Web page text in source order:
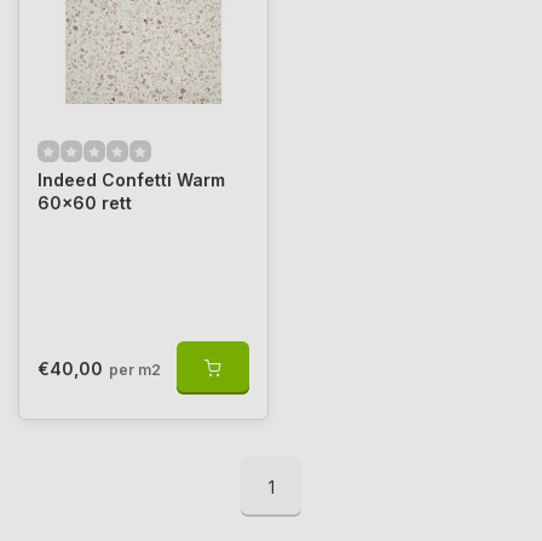
Indeed Confetti Warm
60x60 rett
€40,00 per m2
1